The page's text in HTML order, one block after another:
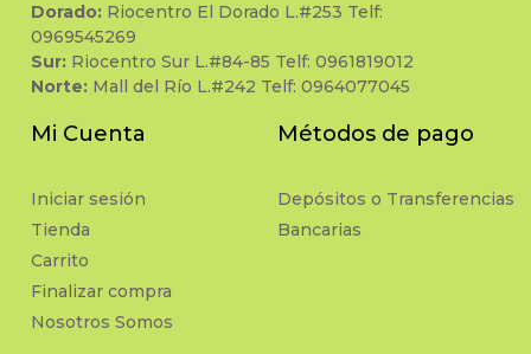
Dorado: Riocentro El Dorado L.#253 Telf:
0969545269
Sur: Riocentro Sur L.#84-85 Telf: 0961819012
Norte: Mall del Río L.#242 Telf: 0964077045
Mi Cuenta
Iniciar sesión
Tienda
Carrito
Finalizar compra
Nosotros Somos
Métodos de pago
Depósitos o Transferencias
Bancarias